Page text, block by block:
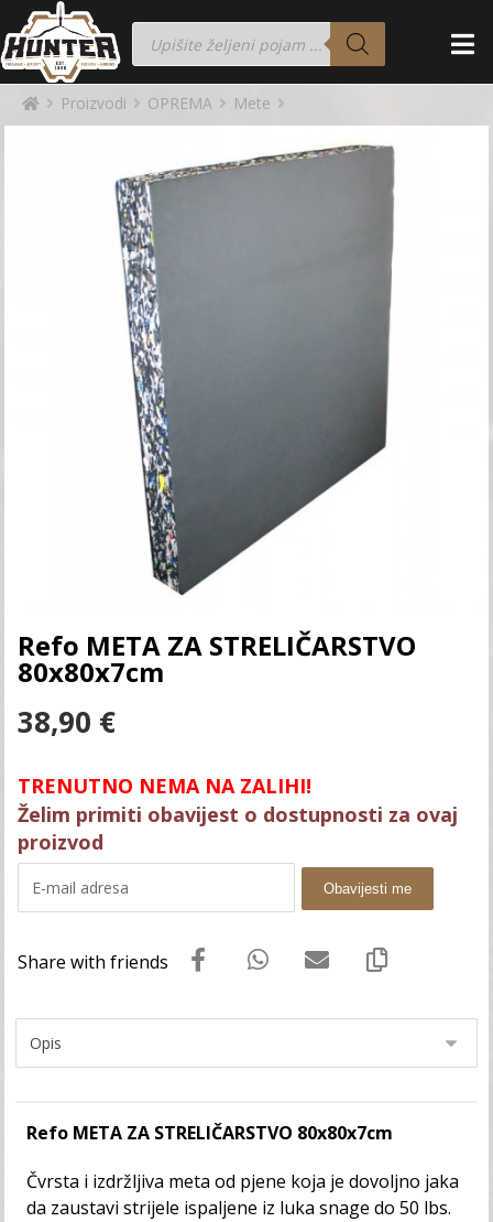
Proizvodi OPREMA Mete
Refo META ZA STRELIČARSTVO
80x80x7cm
38,90 €
TRENUTNO NEMA NA ZALIHI!
Želim primiti obavijest o dostupnosti za ovaj
proizvod
Obavijesti me
Refo META ZA STRELIČARSTVO 80x80x7cm
Čvrsta i izdržljiva meta od pjene koja je dovoljno jaka
da zaustavi strijele ispaljene iz luka snage do 50 lbs.